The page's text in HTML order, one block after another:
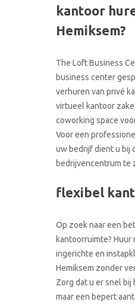
kantoor
Hemiksem?
The Loft Business
business center
verhuren van privé
virtueel kantoor
coworking space
Voor een
uw bedrijf dient u bij
bedrijvencentrum te
flexibel
Op zoek naar een
kantoorruimte? Huur
ingerichte en
Hemiksem zonder
Zorg dat u er snel bij
maar een bepert